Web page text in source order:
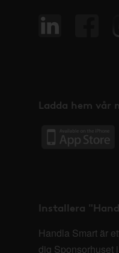
Ladda hem vår
Installera
Handla Smart är
dig Sponsorhuset